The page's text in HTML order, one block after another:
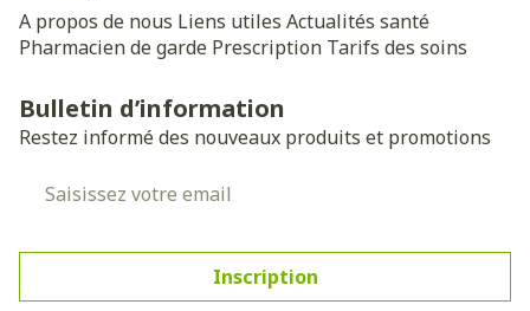
A propos de nous Liens utiles Actualités santé
Pharmacien de garde Prescription Tarifs des soins
Bulletin d’information
Restez informé des nouveaux produits et promotions
Inscription